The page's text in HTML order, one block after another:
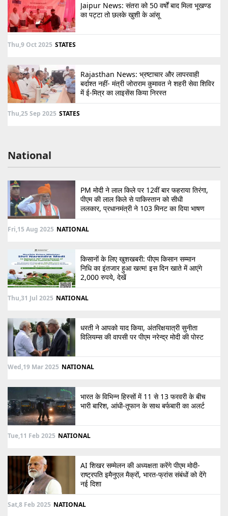
Jaipur News: संतरा को 50 वर्षों बाद मिला भूखण्ड
का पट्टा तो छलके खुशी के आंसू
Thu,9 Oct 2025 STATES
Rajasthan News: भ्रष्टाचार और लापरवाही
बर्दाश्त नहीं- मंत्री जोराराम कुमावत ने शहरी सेवा शिविर
में ई-मित्र का लाइसेंस किया निरस्त
Thu,25 Sep 2025 STATES
National
PM मोदी ने लाल किले पर 12वीं बार फहराया तिरंगा,
पीएम की लाल किले से पाकिस्तान को सीधी
ललकार, प्रधानमंत्री ने 103 मिनट का दिया भाषण
Fri,15 Aug 2025 NATIONAL
किसानों के लिए खुशखबरी: पीएम किसान सम्मान
निधि का इंतजार हुआ खत्म! इस दिन खाते में आएंगे
2,000 रुपये, देखें
Thu,31 Jul 2025 NATIONAL
धरती ने आपको याद किया, अंतरिक्षयात्री सुनीता
विलियम्स की वापसी पर पीएम नरेन्द्र मोदी की पोस्ट
Wed,19 Mar 2025 NATIONAL
भारत के विभिन्न हिस्सों में 11 से 13 फरवरी के बीच
भारी बारिश, आंधी-तूफान के साथ बर्फबारी का अलर्ट
Tue,11 Feb 2025 NATIONAL
AI शिखर सम्मेलन की अध्यक्षता करेंगे पीएम मोदी-
राष्ट्रपति इमैनुएल मैक्रों, भारत-फ्रांस संबंधों को देंगे
नई दिशा
Sat,8 Feb 2025 NATIONAL